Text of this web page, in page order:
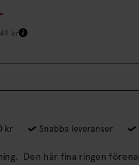
kr
kr Snabba leveranser
hjärta med